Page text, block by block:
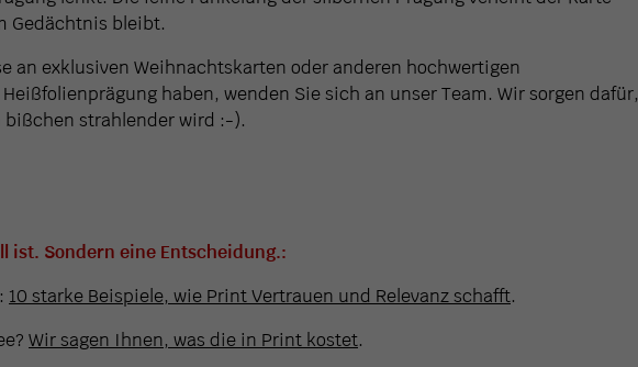
Gedächtnis bleibt.
an exklusiven Weihnachtskarten oder anderen hochwertigen
haben, wenden Sie sich an unser Team. Wir sorgen dafür,
strahlender wird :-).
ist. Sondern eine Entscheidung.:
10 starke Beispiele, wie Print Vertrauen und Relevanz schafft.
Wir sagen Ihnen, was die in Print kostet.